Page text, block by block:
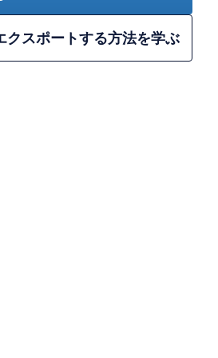
スポートする方法を学ぶ